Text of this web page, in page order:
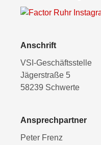
Anschrift
VSI-Geschäftsstelle
Jägerstraße 5
58239 Schwerte
Ansprechpartner
Peter Frenz